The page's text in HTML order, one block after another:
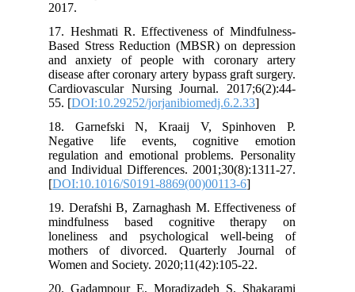
17. Heshmati R. Effectiveness of
Based Stress Reduction (MBSR) on
and anxiety of people with
disease after coronary artery bypass
Cardiovascular Nursing Journal.
55. [DOI:10.29252/
18. Garnefski N, Kraaij V,
Negative life events, cognitive
regulation and emotional problems.
and Individual Differences.
[DOI:10.1016/S0191-8869(00)00113-6
19. Derafshi B, Zarnaghash M.
mindfulness based cognitive
loneliness and psychological well-
mothers of divorced. Quarterly
Women and Society. 2020;11(42):105-
20. Gadampour E, Moradizadeh S,